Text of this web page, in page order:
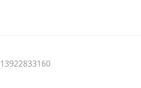
13922833160